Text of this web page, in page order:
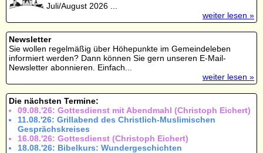
Juli/August 2026 ...
weiter lesen »
Newsletter
Sie wollen regelmäßig über Höhepunkte im Gemeindeleben
informiert werden? Dann können Sie gern unseren E-Mail-
Newsletter abonnieren. Einfach...
weiter lesen »
Die nächsten Termine:
09.08.'26: Gottesdienst mit Abendmahl (Christoph Eichert)
11.08.'26: Grillabend des Christlich-Muslimischen
Gesprächskreises
16.08.'26: Gottesdienst (Christoph Eichert)
18.08.'26: Bibelkurs: Wundergeschichten